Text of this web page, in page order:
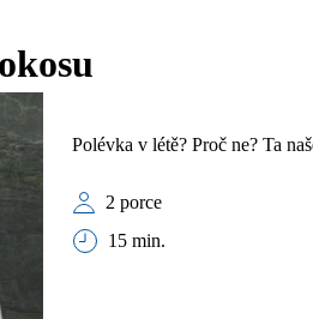
Polévka v létě? Proč ne? Ta
2 porce
15 min.